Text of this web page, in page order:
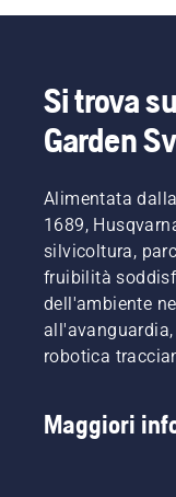
del
settore.
per
se
e
Si trova
Garden
Alimentata
1689,
silvicoltura,
fruibilità
dell'ambiente
robotica
Maggiori